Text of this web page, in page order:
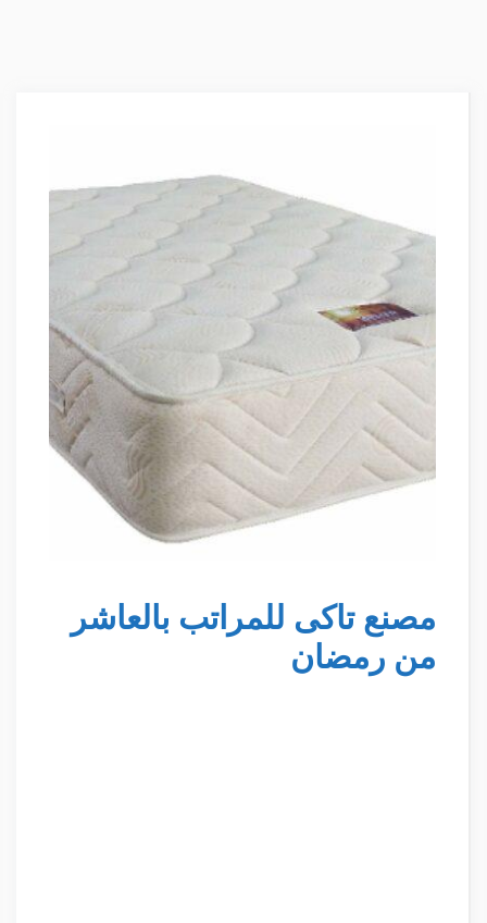
مصنع تاكى للمراتب بالعاشر
من رمضان